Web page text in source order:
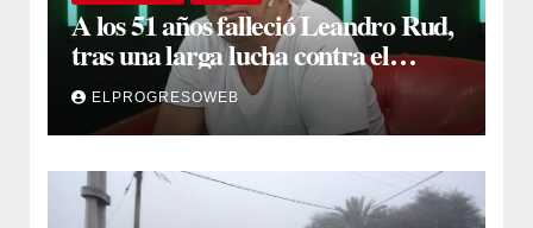
A los 51 años falleció Leandro Rud,
tras una larga lucha contra el
cáncer
ELPROGRESOWEB